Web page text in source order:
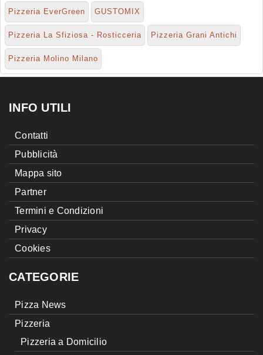
Pizzeria EverGreen GUSTOMIX
Pizzeria La Sfiziosa - Rosticceria Pizzeria Grani Antichi
Pizzeria Molino Milano
INFO UTILI
Contatti
Pubblicità
Mappa sito
Partner
Termini e Condizioni
Privacy
Cookies
CATEGORIE
Pizza News
Pizzeria
Pizzeria a Domicilio